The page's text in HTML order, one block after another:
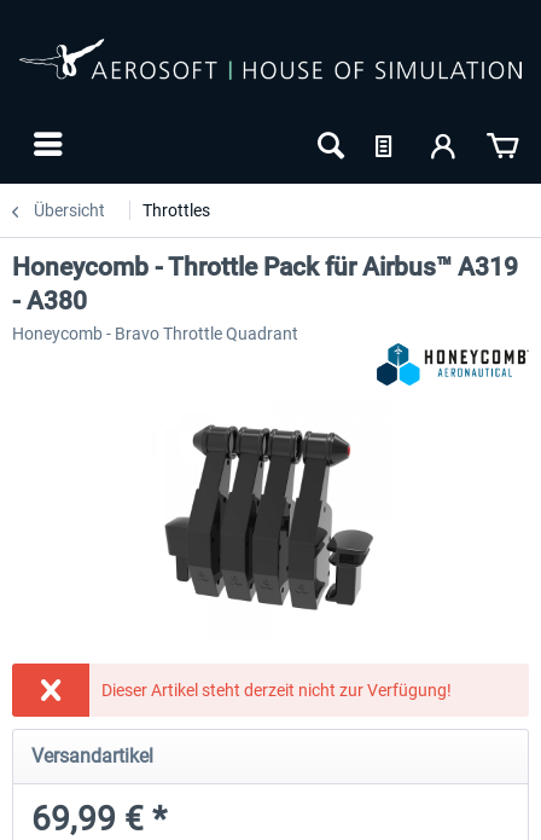
Übersicht Throttles
249,99 € * 459,99 € *
Honeycomb - Throttle Pack für Airbus™ A319
- A380
Honeycomb - Bravo Throttle Quadrant
Dieser Artikel steht derzeit nicht zur Verfügung!
Versandartikel
69,99 € *